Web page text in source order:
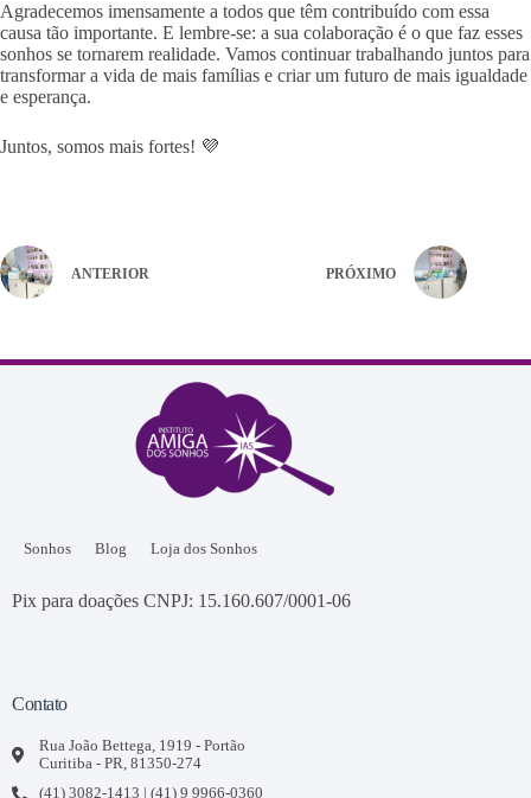
Agradecemos imensamente a todos que têm contribuído com essa
causa tão importante. E lembre-se: a sua colaboração é o que faz esses
sonhos se tornarem realidade. Vamos continuar trabalhando juntos para
transformar a vida de mais famílias e criar um futuro de mais igualdade
e esperança.
Juntos, somos mais fortes! 💜
ANTERIOR PRÓXIMO
Sonhos Blog Loja dos Sonhos
Pix para doações CNPJ: 15.160.607/0001-06
Contato
Rua João Bettega, 1919 - Portão
Curitiba - PR, 81350-274
(41) 3082-1413 | (41) 9 9966-0360